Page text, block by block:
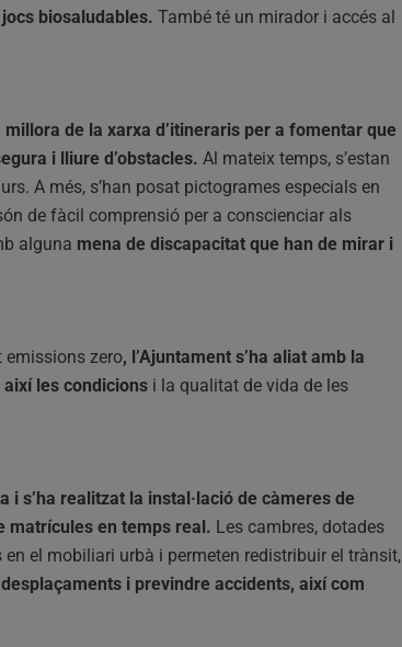
biosaludables. També té un mirador i accés al
millora de la xarxa d’itineraris per a fomentar que
i lliure d’obstacles. Al mateix temps, s’estan
A més, s’han posat pictogrames especials en
de fàcil comprensió per a conscienciar als
alguna mena de discapacitat que han de mirar i
emissions zero, l’Ajuntament s’ha aliat amb la
les condicions i la qualitat de vida de les
i s’ha realitzat la instal·lació de càmeres de
matrícules en temps real. Les cambres, dotades
el mobiliari urbà i permeten redistribuir el trànsit,
i previndre accidents, així com